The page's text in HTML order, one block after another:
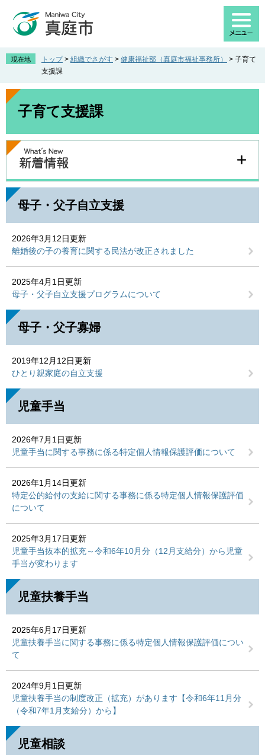
先
。
を
て
へ
現在地 トップ > 組織でさがす > 健康福祉部（真庭市福祉事務所） > 子育て
支援課
本
子育て支援課
母子・父子自立支援
2026年3月12日更新
離婚後の子の養育に関する民法が改正されました
2025年4月1日更新
母子・父子自立支援プログラムについて
母子・父子寡婦
2019年12月12日更新
ひとり親家庭の自立支援
児童手当
2026年7月1日更新
児童手当に関する事務に係る特定個人情報保護評価について
2026年1月14日更新
特定公的給付の支給に関する事務に係る特定個人情報保護評価
について
2025年3月17日更新
児童手当抜本的拡充～令和6年10月分（12月支給分）から児童
手当が変わります
児童扶養手当
2025年6月17日更新
児童扶養手当に関する事務に係る特定個人情報保護評価につい
て
2024年9月1日更新
児童扶養手当の制度改正（拡充）があります【令和6年11月分
（令和7年1月支給分）から】
児童相談